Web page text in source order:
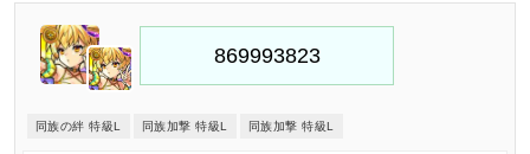
同族の絆 特級L 同族加撃 特級L 同族加撃 特級L